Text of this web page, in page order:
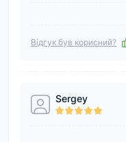
Відгук був корисний?
Sergey